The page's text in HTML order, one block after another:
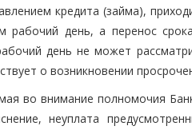
кредита (займа),
день, а перенос
день не может
о возникновении
во внимание полномочия
неуплата